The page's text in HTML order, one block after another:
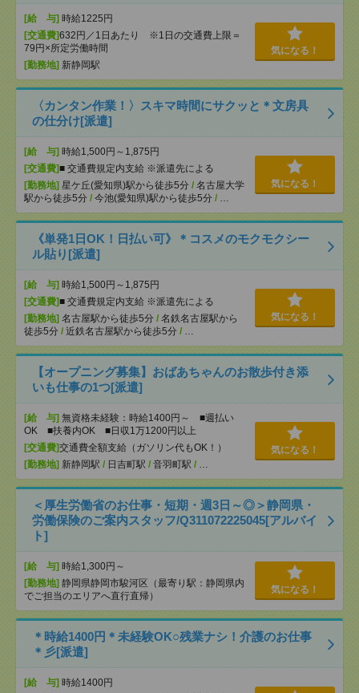
[給 与] 時給1225円
[交通費]632円／1日あたり ※1日の交通費上限＝
79円×所定労働時間
[勤務地] 新静岡駅
気になる！
〈カンタン作業！〉スキマ時間にサクッと＊文房具
の仕分け[派遣]
[給 与] 時給1,500円～1,875円
[交通費]■ 交通費規定内支給 ※派遣先による
[勤務地] 星ケ丘(愛知県)駅から徒歩5分 / 名古屋大学
駅から徒歩5分 / 今池(愛知県)駅から徒歩5分 / …
気になる！
《単発1日OK！日払い可》＊コスメのモクモクシー
ル貼り[派遣]
[給 与] 時給1,500円～1,875円
[交通費]■ 交通費規定内支給 ※派遣先による
[勤務地] 名古屋駅から徒歩5分 / 名鉄名古屋駅から
徒歩5分 / 近鉄名古屋駅から徒歩5分 / …
気になる！
【オープニング募集】おばあちゃんのお散歩付き添
いも仕事の1つ[派遣]
[給 与] 無資格未経験：時給1400円～ ■週払い
OK ■扶養内OK ■日収1万1200円以上
[交通費]交通費全額支給（ガソリン代もOK！）
[勤務地] 新静岡駅 / 日吉町駅 / 音羽町駅 / …
気になる！
＜厚生労働省のお仕事・短期・週3日～◎＞静岡県・
労働保険のご案内スタッフ/Q311072225045[アルバイ
ト]
[給 与] 時給1,300円～
[勤務地] 静岡県静岡市駿河区（最寄り駅：静岡県内
でご担当のエリアへ直行直帰）
気になる！
＊時給1400円＊未経験OK○残業ナシ！介護のお仕事
＊彡[派遣]
[給 与] 時給1400円